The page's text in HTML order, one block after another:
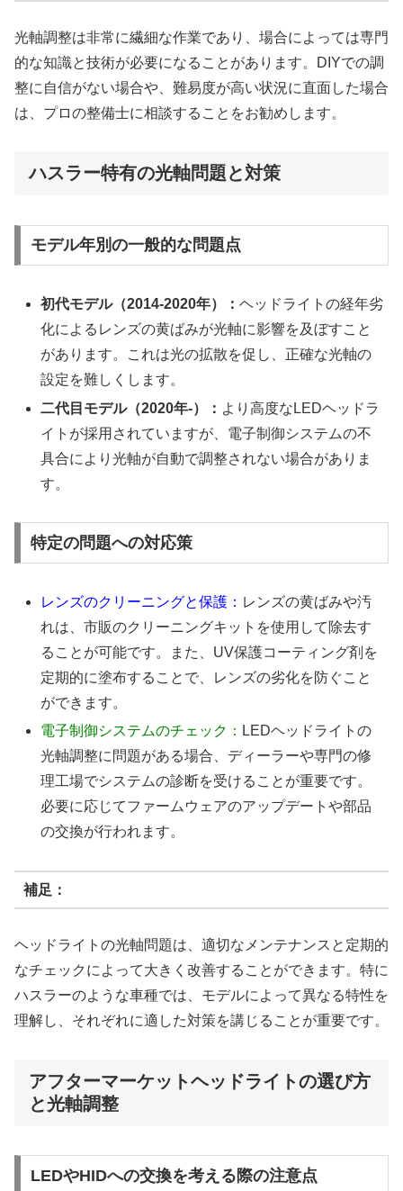
光軸調整は非常に繊細な作業であり、場合によっては専門
的な知識と技術が必要になることがあります。DIYでの調
整に自信がない場合や、難易度が高い状況に直面した場合
は、プロの整備士に相談することをお勧めします。
ハスラー特有の光軸問題と対策
モデル年別の一般的な問題点
初代モデル（2014-2020年）：ヘッドライトの経年劣
化によるレンズの黄ばみが光軸に影響を及ぼすこと
があります。これは光の拡散を促し、正確な光軸の
設定を難しくします。
二代目モデル（2020年-）： より高度なLEDヘッドラ
イトが採用されていますが、電子制御システムの不
具合により光軸が自動で調整されない場合がありま
す。
特定の問題への対応策
レンズのクリーニングと保護： レンズの黄ばみや汚
れは、市販のクリーニングキットを使用して除去す
ることが可能です。また、UV保護コーティング剤を
定期的に塗布することで、レンズの劣化を防ぐこと
ができます。
電子制御システムのチェック： LEDヘッドライトの
光軸調整に問題がある場合、ディーラーや専門の修
理工場でシステムの診断を受けることが重要です。
必要に応じてファームウェアのアップデートや部品
の交換が行われます。
補足：
ヘッドライトの光軸問題は、適切なメンテナンスと定期的
なチェックによって大きく改善することができます。特に
ハスラーのような車種では、モデルによって異なる特性を
理解し、それぞれに適した対策を講じることが重要です。
アフターマーケットヘッドライトの選び方
と光軸調整
LEDやHIDへの交換を考える際の注意点